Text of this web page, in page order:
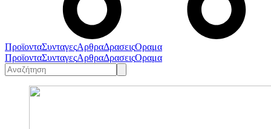
ΠροϊονταΣυνταγεςΑρθραΔρασειςΟραμα
ΠροϊονταΣυνταγεςΑρθραΔρασειςΟραμα